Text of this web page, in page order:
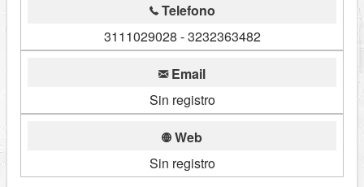
Telefono
3111029028 - 3232363482
Email
Sin registro
Web
Sin registro